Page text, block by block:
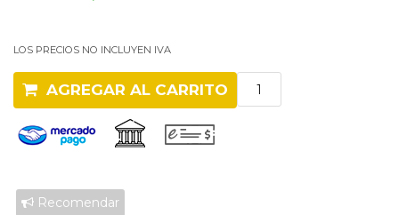
LOS PRECIOS NO INCLUYEN IVA
AGREGAR AL CARRITO
Recomendar